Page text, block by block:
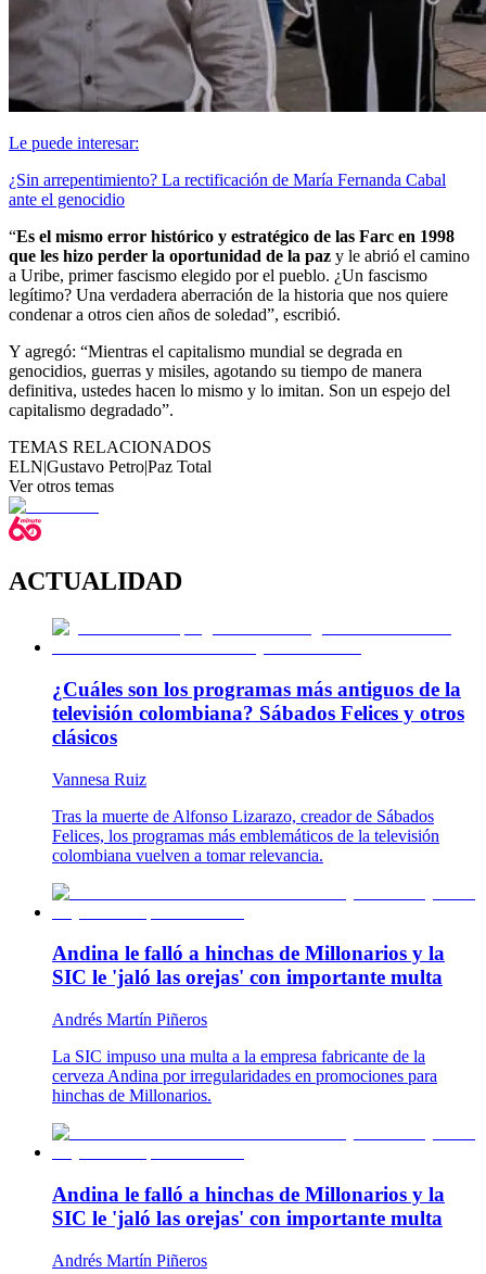
Le puede interesar:
¿Sin arrepentimiento? La rectificación de María Fernanda Cabal
ante el genocidio
“Es el mismo error histórico y estratégico de las Farc en 1998
que les hizo perder la oportunidad de la paz y le abrió el camino
a Uribe, primer fascismo elegido por el pueblo. ¿Un fascismo
legítimo? Una verdadera aberración de la historia que nos quiere
condenar a otros cien años de soledad”, escribió.
Y agregó: “Mientras el capitalismo mundial se degrada en
genocidios, guerras y misiles, agotando su tiempo de manera
definitiva, ustedes hacen lo mismo y lo imitan. Son un espejo del
capitalismo degradado”.
TEMAS RELACIONADOS
ELN|Gustavo Petro|Paz Total
Ver otros temas
ACTUALIDAD
¿Cuáles son los programas más antiguos de la
televisión colombiana? Sábados Felices y otros
clásicos
Vannesa Ruiz
Tras la muerte de Alfonso Lizarazo, creador de Sábados
Felices, los programas más emblemáticos de la televisión
colombiana vuelven a tomar relevancia.
Andina le falló a hinchas de Millonarios y la
SIC le 'jaló las orejas' con importante multa
Andrés Martín Piñeros
La SIC impuso una multa a la empresa fabricante de la
cerveza Andina por irregularidades en promociones para
hinchas de Millonarios.
Andina le falló a hinchas de Millonarios y la
SIC le 'jaló las orejas' con importante multa
Andrés Martín Piñeros